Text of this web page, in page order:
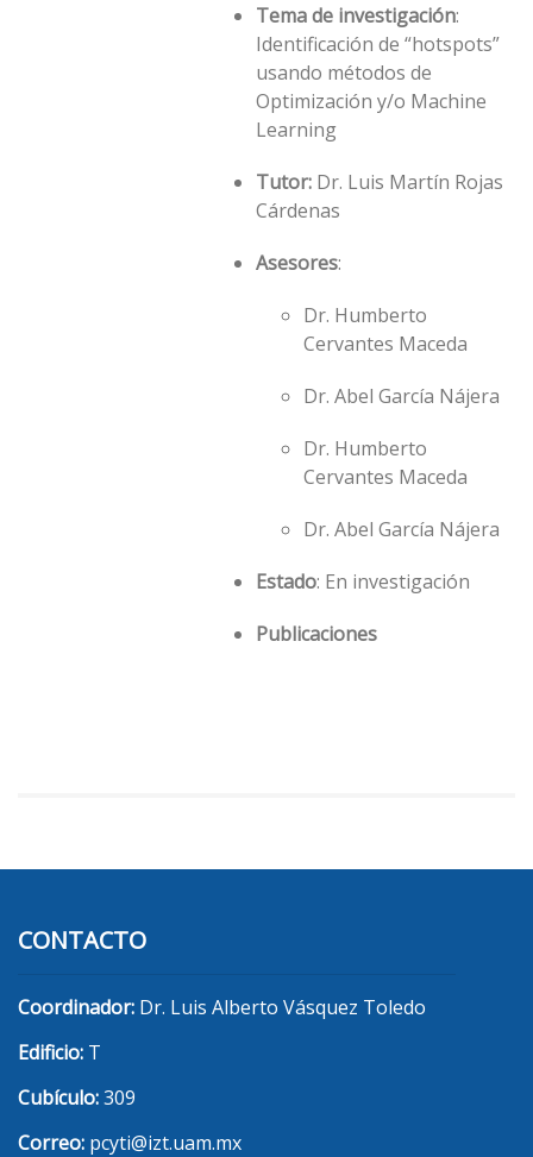
Tema de investigación:
Identificación de “hotspots”
usando métodos de
Optimización y/o Machine
Learning
Tutor: Dr. Luis Martí­n Rojas
Cárdenas
Asesores:
Dr. Humberto
Cervantes Maceda
Dr. Abel García Nájera
Dr. Humberto
Cervantes Maceda
Dr. Abel García Nájera
Estado: En investigación
Publicaciones
CONTACTO
Coordinador: Dr. Luis Alberto Vásquez Toledo
Edificio: T
Cubículo:309
Correo: pcyti@izt.uam.mx